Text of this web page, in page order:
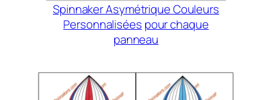
Spinnaker Asymétrique Couleurs
Personnalisées pour chaque
panneau